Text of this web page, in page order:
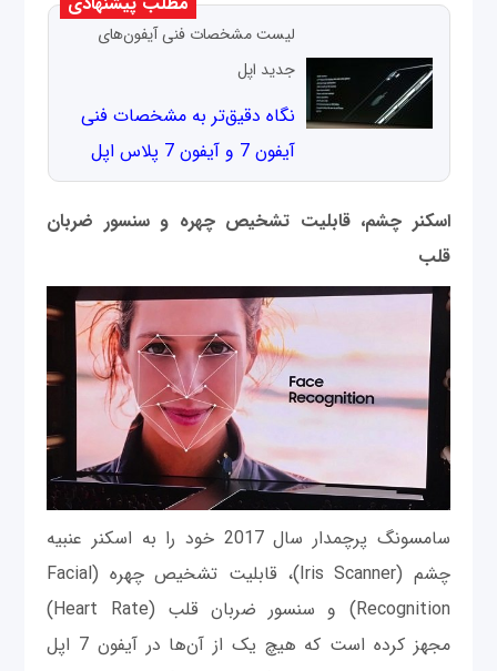
لیست مشخصات فنی آیفون‌های
جدید اپل
نگاه دقیق‌تر به مشخصات فنی
آیفون 7 و آیفون 7 پلاس اپل
اسکنر چشم، قابلیت تشخیص چهره و سنسور ضربان
قلب
سامسونگ پرچمدار سال 2017 خود را به اسکنر عنبیه
چشم (Iris Scanner)، قابلیت تشخیص چهره (Facial
Recognition) و سنسور ضربان قلب (Heart Rate)
مجهز کرده است که هیچ یک از آن‌ها در آیفون 7 اپل